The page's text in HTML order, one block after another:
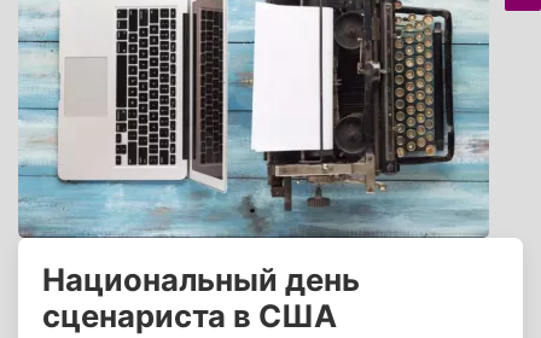
Национальный день
сценариста в США